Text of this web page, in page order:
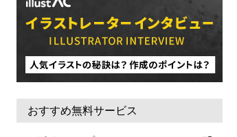
おすすめ無料サービス